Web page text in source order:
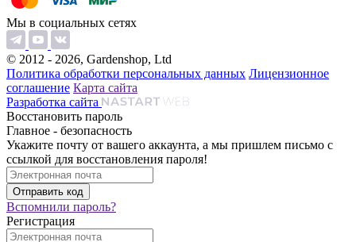
Мы в социальных сетях
© 2012 - 2026, Gardenshop, Ltd
Политика обработки персональных данных Лицензионное
соглашение Карта сайта
Разработка сайта
Восстановить пароль
Главное - безопасность
Укажите почту от вашего аккаунта, а мы пришлем письмо с
ссылкой для восстановления пароля!
Вспомнили пароль?
Регистрация